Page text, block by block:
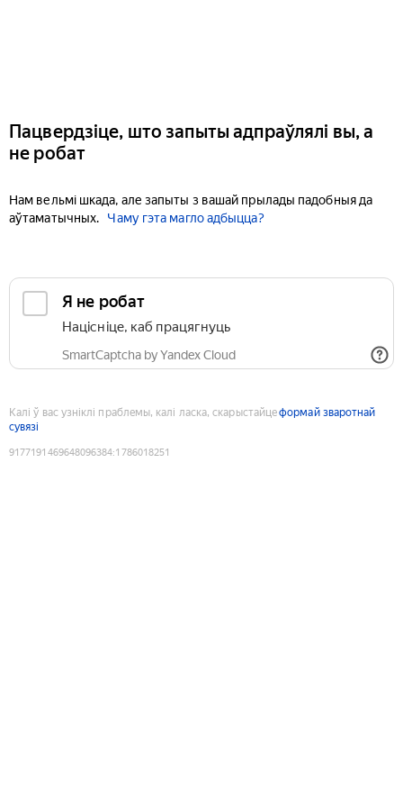
Пацвердзіце, што запыты адпраўлялі вы, а
не робат
Нам вельмі шкада, але запыты з вашай прылады падобныя да
аўтаматычных.
Чаму гэта магло адбыцца?
Я не робат
Націсніце, каб працягнуць
SmartCaptcha by Yandex Cloud
Калі ў вас узніклі праблемы, калі ласка, скарыстайцеформай зваротнай
сувязі
9177191469648096384:1786018251